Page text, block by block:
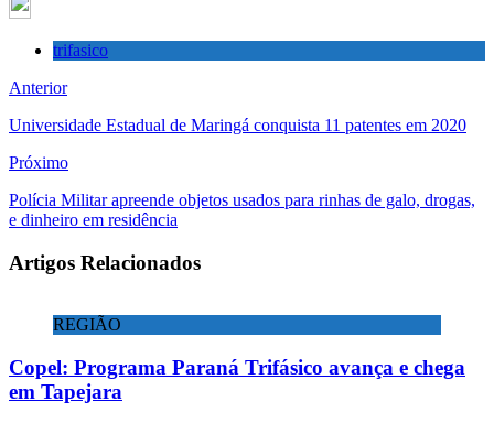
trifasico
Anterior
Universidade Estadual de Maringá conquista 11 patentes em 2020
Próximo
Polícia Militar apreende objetos usados para rinhas de galo, drogas,
e dinheiro em residência
Artigos Relacionados
REGIÃO
Copel: Programa Paraná Trifásico avança e chega
em Tapejara